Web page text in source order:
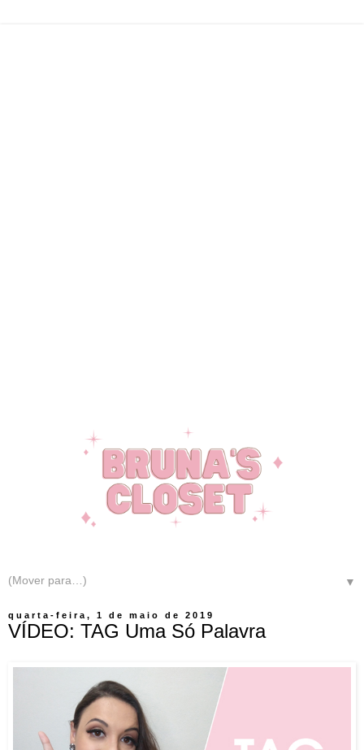
▼
quarta-feira, 1 de maio de 2019
VÍDEO: TAG Uma Só Palavra